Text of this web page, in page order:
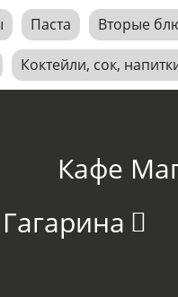
Паста Вторые
Коктейли, сок,
Кафе